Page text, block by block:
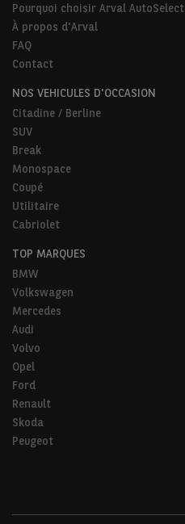
Pourquoi choisir Arval AutoSelect
À propos d'Arval
FAQ
Contact
NOS VEHICULES D'OCCASION
Citadine / Berline
SUV
Break
Monospace
Coupé
Utilitaire
Cabriolet
TOP MARQUES
BMW
Volkswagen
Mercedes
Audi
Volvo
Opel
Ford
Renault
Skoda
Peugeot